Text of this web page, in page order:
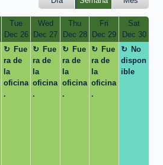
Tue
Dec 26
Wed
Dec 27
Thu
Dec 28
Fri
Dec 29
Sat
Dec 30
Fue
ra de
la
oficina
.
Fue
ra de
la
oficina
.
Fue
ra de
la
oficina
.
Fue
ra de
la
oficina
.
No
dispon
ible